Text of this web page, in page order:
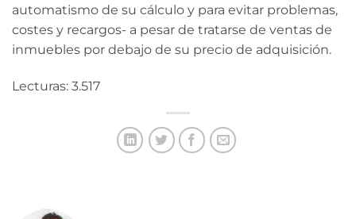
automatismo de su cálculo y para evitar problemas,
costes y recargos- a pesar de tratarse de ventas de
inmuebles por debajo de su precio de adquisición.
Lecturas: 3.517